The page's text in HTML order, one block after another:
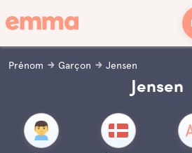
Prénom Garçon Jensen
Jensen